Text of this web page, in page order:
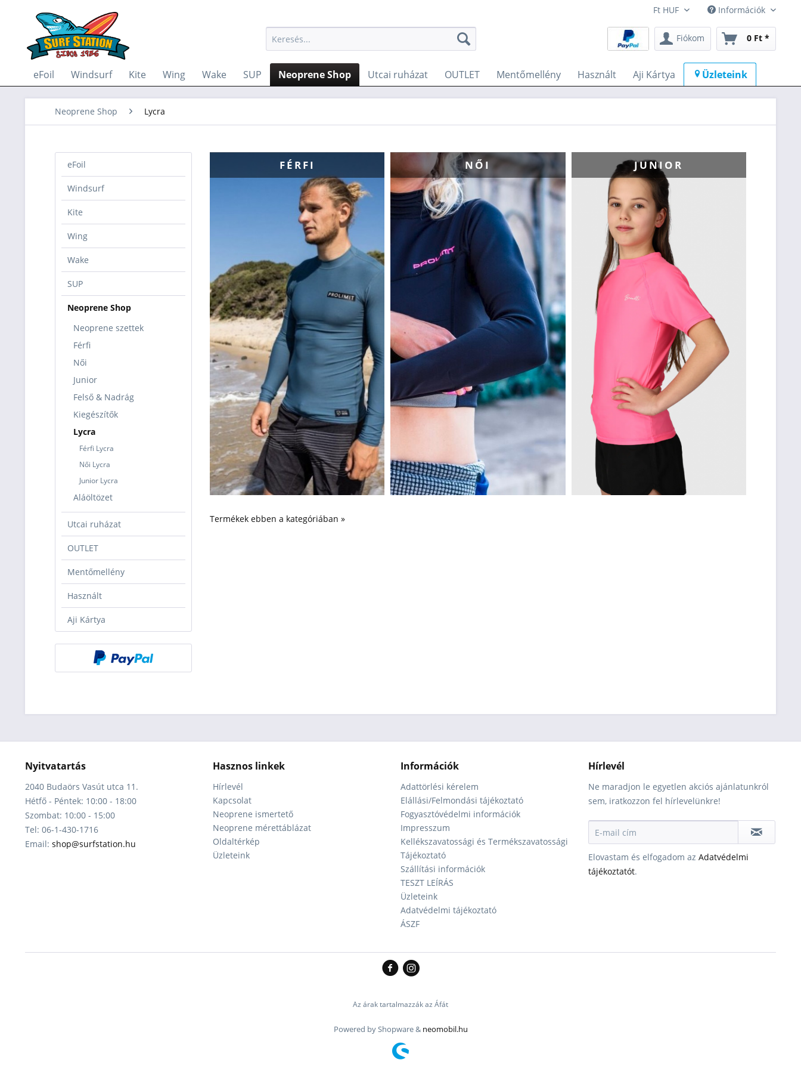
Információk
Fiókom 0 Ft *
eFoil Windsurf Kite Wing Wake SUP Neoprene Shop Utcai ruházat OUTLET Mentőmellény Használt Aji Kártya Üzleteink
Neoprene Shop Lycra
eFoil
Windsurf
Kite
Wing
Wake
SUP
Neoprene Shop
Neoprene szettek
Férfi
Női
Junior
Felső & Nadrág
Kiegészítők
Lycra
Férfi Lycra
Női Lycra
Junior Lycra
Aláöltözet
Utcai ruházat
OUTLET
Mentőmellény
Használt
Aji Kártya
FÉRFI NŐI JUNIOR
Termékek ebben a kategóriában »
Nyitvatartás
2040 Budaörs Vasút utca 11.
Hétfő - Péntek: 10:00 - 18:00
Szombat: 10:00 - 15:00
Tel: 06-1-430-1716
Email: shop@surfstation.hu
Hasznos linkek
Hírlevél
Kapcsolat
Neoprene ismertető
Neoprene mérettáblázat
Oldaltérkép
Üzleteink
Információk
Adattörlési kérelem
Elállási/Felmondási tájékoztató
Fogyasztóvédelmi információk
Impresszum
Kellékszavatossági és Termékszavatossági
Tájékoztató
Szállítási információk
TESZT LEÍRÁS
Üzleteink
Adatvédelmi tájékoztató
ÁSZF
Hírlevél
Ne maradjon le egyetlen akciós ajánlatunkról
sem, iratkozzon fel hírlevelünkre!
Elovastam és elfogadom az Adatvédelmi
tájékoztatót.
Az árak tartalmazzák az Áfát
Powered by Shopware & neomobil.hu